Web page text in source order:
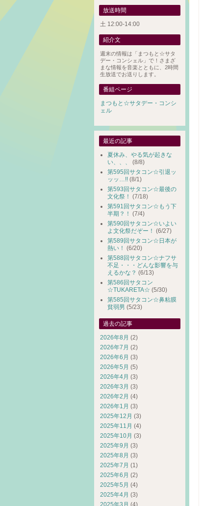
放送時間
土 12:00-14:00
紹介文
週末の情報は「まつもと☆サタ
デー・コンシェル」で！さまざ
まな情報を音楽とともに、2時間
生放送でお送りします。
番組ページ
まつもと☆サタデー・コンシ
ェル
最近の記事
夏休み、やる気が起きな
い、、、
(8/8)
第595回サタコン☆引退ッ
ッッ…!! (8/1)
第593回サタコン☆最後の
文化祭！ (7/18)
第591回サタコン☆もう下
半期？！ (7/4)
第590回サタコン☆いよい
よ文化祭だぞー！ (6/27)
第589回サタコン☆日本が
熱い！ (6/20)
第588回サタコン☆ナフサ
不足・・・どんな影響を与
えるかな？ (6/13)
第586回サタコン
☆TUKARETA☆ (5/30)
第585回サタコン☆鼻粘膜
貧弱男 (5/23)
過去の記事
2026年8月 (2)
2026年7月 (2)
2026年6月 (3)
2026年5月 (5)
2026年4月 (3)
2026年3月 (3)
2026年2月 (4)
2026年1月 (3)
2025年12月 (3)
2025年11月 (4)
2025年10月 (3)
2025年9月 (3)
2025年8月 (3)
2025年7月 (1)
2025年6月 (2)
2025年5月 (4)
2025年4月 (3)
2025年3月 (4)